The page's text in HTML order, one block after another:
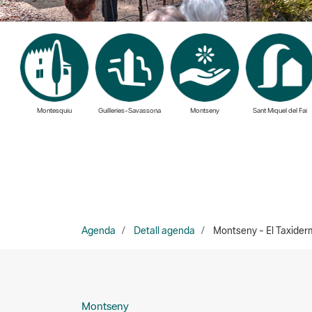
Montesquiu Guilleries-Savassona Montseny Sant Miquel del Fai
Agenda Detall agenda Montseny - El
Montseny